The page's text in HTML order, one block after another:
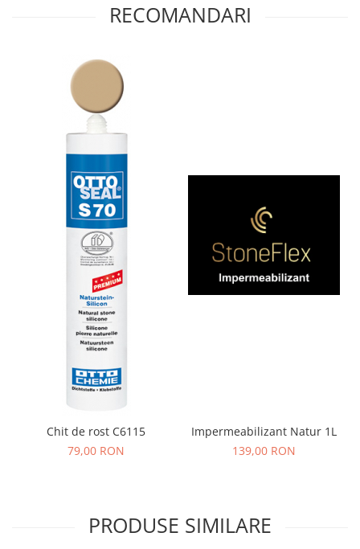
RECOMANDARI
Chit de rost C6115
79,00 RON
Impermeabilizant Natur 1L
139,00 RON
PRODUSE SIMILARE